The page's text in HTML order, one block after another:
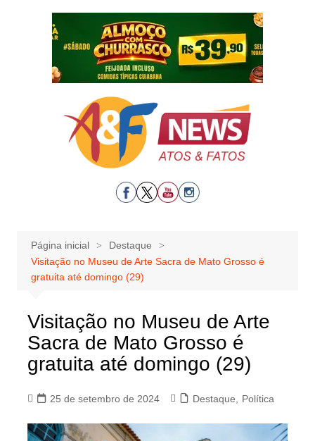
Página inicial
Destaque
Visitação no Museu de Arte Sacra de Mato Grosso é
gratuita até domingo (29)
Visitação no Museu de Arte
Sacra de Mato Grosso é
gratuita até domingo (29)
25 de setembro de 2024 Destaque Política